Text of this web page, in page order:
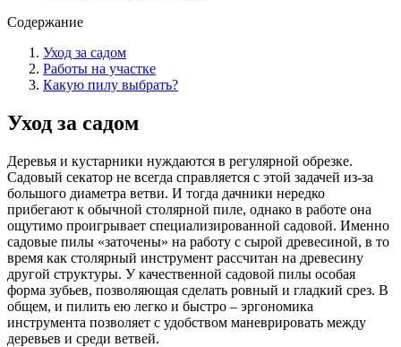
Содержание
Уход за садом
Работы на участке
Какую пилу выбрать?
Уход за садом
Деревья и кустарники нуждаются в регулярной обрезке.
Садовый секатор не всегда справляется с этой задачей из-за
большого диаметра ветви. И тогда дачники нередко
прибегают к обычной столярной пиле, однако в работе она
ощутимо проигрывает специализированной садовой. Именно
садовые пилы «заточены» на работу с сырой древесиной, в то
время как столярный инструмент рассчитан на древесину
другой структуры. У качественной садовой пилы особая
форма зубьев, позволяющая сделать ровный и гладкий срез. В
общем, и пилить ею легко и быстро – эргономика
инструмента позволяет с удобством маневрировать между
деревьев и среди ветвей.